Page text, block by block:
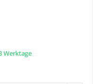
Werktage